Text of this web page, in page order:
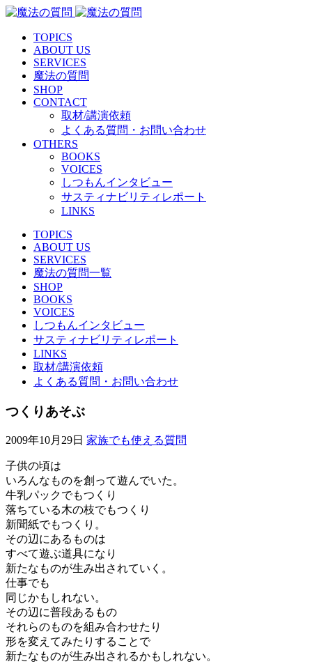
TOPICS
ABOUT US
SERVICES
魔法の質問
SHOP
CONTACT
取材/講演依頼
よくある質問・お問い合わせ
OTHERS
BOOKS
VOICES
しつもんインタビュー
サスティナビリティレポート
LINKS
TOPICS
ABOUT US
SERVICES
魔法の質問一覧
SHOP
BOOKS
VOICES
しつもんインタビュー
サスティナビリティレポート
LINKS
取材/講演依頼
よくある質問・お問い合わせ
つくりあそぶ
2009年10月29日 家族でも使える質問
子供の頃は
いろんなものを創って遊んでいた。
牛乳パックでもつくり
落ちている木の枝でもつくり
新聞紙でもつくり。
その辺にあるものは
すべて遊ぶ道具になり
新たなものが生み出されていく。
仕事でも
同じかもしれない。
その辺に普段あるもの
それらのものを組み合わせたり
形を変えてみたりすることで
新たなものが生み出されるかもしれない。